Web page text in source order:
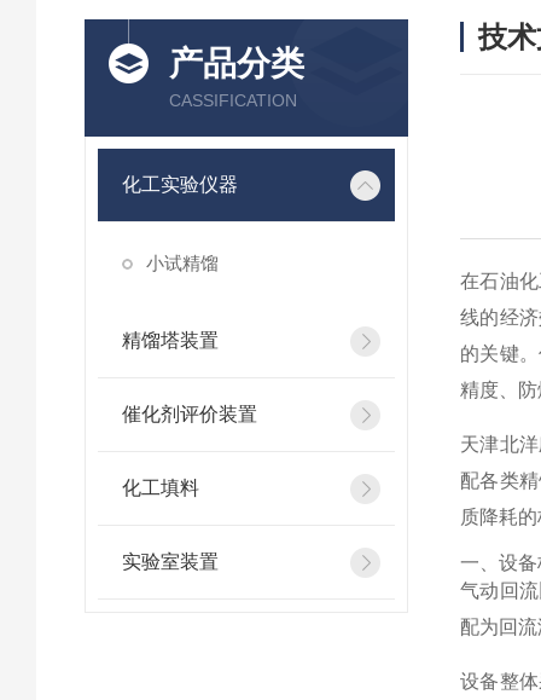
产品分类
CASSIFICATION
化工实验仪器
小试精馏
精馏塔装置
催化剂评价装置
化工填料
实验室装置
技
在石油
线的经
的关键
精度、
天津北
配各类
质降耗
一、设
气动回
配为回
设备整